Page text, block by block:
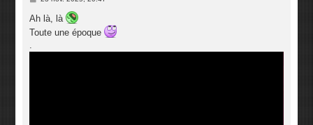
s
a
Ah là, là
Toute une époque